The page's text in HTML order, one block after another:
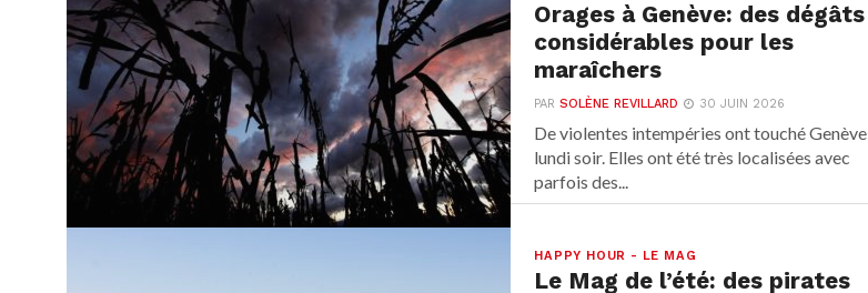
Orages à Genève: des dégâts
considérables pour les
maraîchers
PARSOLÈNE REVILLARD 30 JUIN 2026
De violentes intempéries ont touché Genève
lundi soir. Elles ont été très localisées avec
parfois des...
HAPPY HOUR - LE MAG
Le Mag de l’été: des pirates